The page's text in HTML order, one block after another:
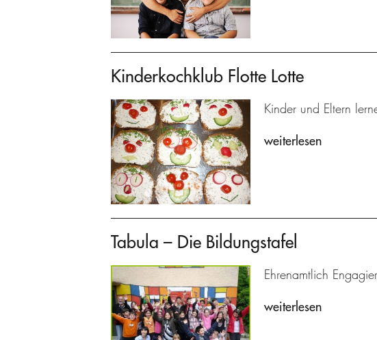
Kinderkochklub Flotte Lotte
Kinder und Eltern
weiterlesen
Tabula – Die Bildungstafel
Ehrenamtlich
weiterlesen